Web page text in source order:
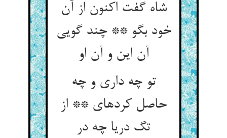
شاه گفت اکنون از آن
خود بگو ** چند گویی
آن این و آن او
تو چه داری و چه
حاصل کرده‏ای ** از
تگ دریا چه در